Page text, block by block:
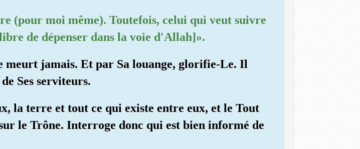
(pour moi même). Toutefois, celui qui veut suivre
de dépenser dans la voie d'Allah]».
meurt jamais. Et par Sa louange, glorifie-Le. Il
Ses serviteurs.
la terre et tout ce qui existe entre eux, et le Tout
le Trône. Interroge donc qui est bien informé de